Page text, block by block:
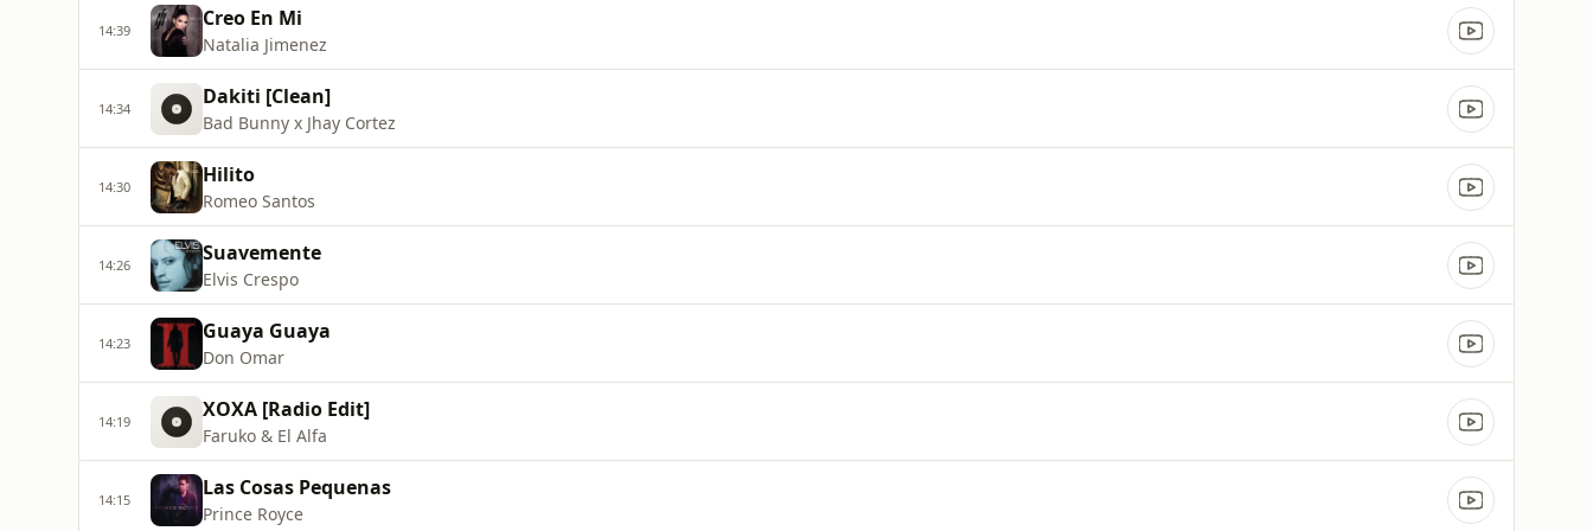
14:39 Creo En Mi
Natalia Jimenez
14:34 Dakiti [Clean]
Bad Bunny x Jhay Cortez
14:30 Hilito
Romeo Santos
14:26 Suavemente
Elvis Crespo
14:23 Guaya Guaya
Don Omar
14:19 XOXA [Radio Edit]
Faruko & El Alfa
14:15 Las Cosas Pequenas
Prince Royce